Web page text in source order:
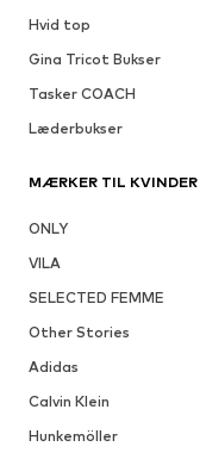
Hvid top
Gina Tricot Bukser
Tasker COACH
Læderbukser
MÆRKER TIL KVINDER
ONLY
VILA
SELECTED FEMME
Other Stories
Adidas
Calvin Klein
Hunkemöller